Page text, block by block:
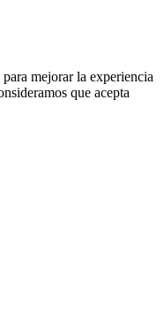
mejorar la experiencia
que acepta